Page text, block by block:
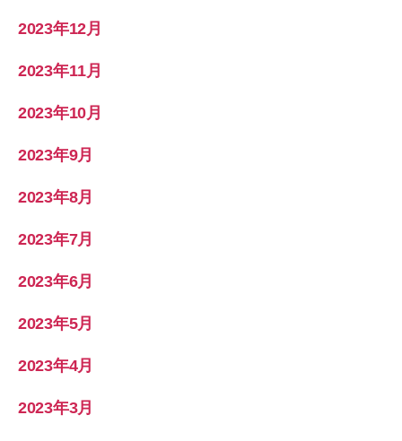
2023年12月
2023年11月
2023年10月
2023年9月
2023年8月
2023年7月
2023年6月
2023年5月
2023年4月
2023年3月